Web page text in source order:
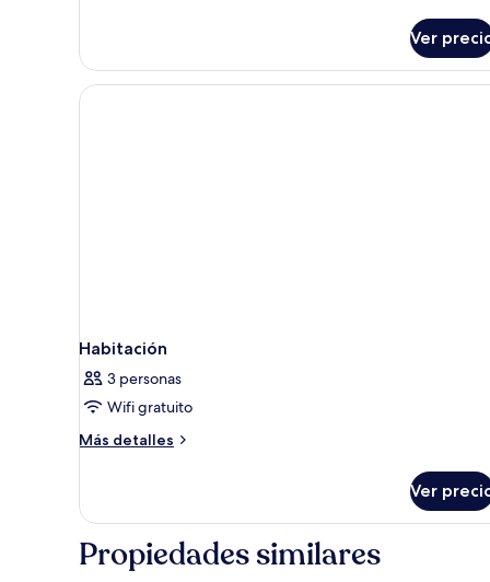
(Stylish
Twin,
Sunkissed)
Ver
Habitación
3 personas
Wifi gratuito
Más detalles
Más
Ver
Propiedades similares